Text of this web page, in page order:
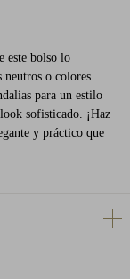
este bolso lo
neutros o colores
para un estilo
sofisticado. ¡Haz
y práctico que